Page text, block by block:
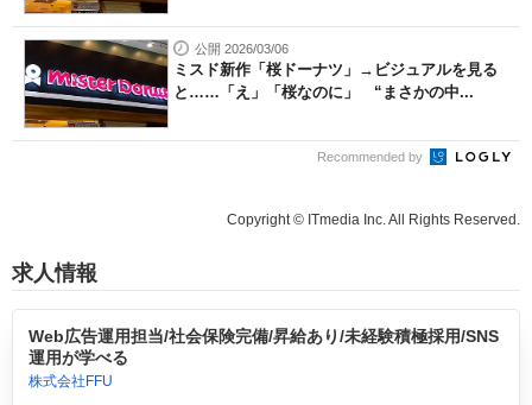
公開 2026/03/06
ミスド新作「桜ドーナツ」→ビジュアルを見る
と……「え」「桜なのに」 “まさかの中...
Recommended by
Copyright © ITmedia Inc. All Rights Reserved.
求人情報
Web広告運用担当/社会保険完備/昇給あり/未経験積極採用/SNS
運用が学べる
株式会社FFU